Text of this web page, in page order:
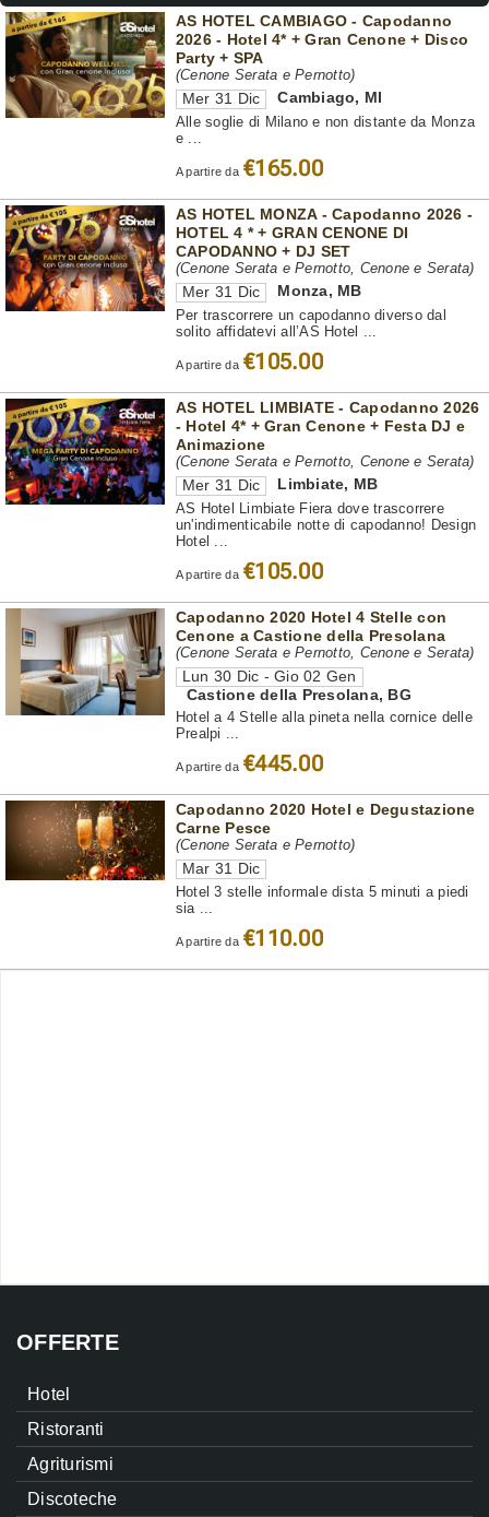
AS HOTEL CAMBIAGO - Capodanno
2026 - Hotel 4* + Gran Cenone + Disco
Party + SPA
(Cenone Serata e Pernotto)
Mer 31 Dic Cambiago, MI
Alle soglie di Milano e non distante da Monza
e ...
A partire da €165.00
AS HOTEL MONZA - Capodanno 2026 -
HOTEL 4 * + GRAN CENONE DI
CAPODANNO + DJ SET
(Cenone Serata e Pernotto, Cenone e Serata)
Mer 31 Dic Monza, MB
Per trascorrere un capodanno diverso dal
solito affidatevi all’AS Hotel ...
A partire da €105.00
AS HOTEL LIMBIATE - Capodanno 2026
- Hotel 4* + Gran Cenone + Festa DJ e
Animazione
(Cenone Serata e Pernotto, Cenone e Serata)
Mer 31 Dic Limbiate, MB
AS Hotel Limbiate Fiera dove trascorrere
un'indimenticabile notte di capodanno! Design
Hotel ...
A partire da €105.00
Capodanno 2020 Hotel 4 Stelle con
Cenone a Castione della Presolana
(Cenone Serata e Pernotto, Cenone e Serata)
Lun 30 Dic - Gio 02 Gen
Castione della Presolana, BG
Hotel a 4 Stelle alla pineta nella cornice delle
Prealpi ...
A partire da €445.00
Capodanno 2020 Hotel e Degustazione
Carne Pesce
(Cenone Serata e Pernotto)
Mar 31 Dic
Hotel 3 stelle informale dista 5 minuti a piedi
sia ...
A partire da €110.00
OFFERTE
Hotel
Ristoranti
Agriturismi
Discoteche